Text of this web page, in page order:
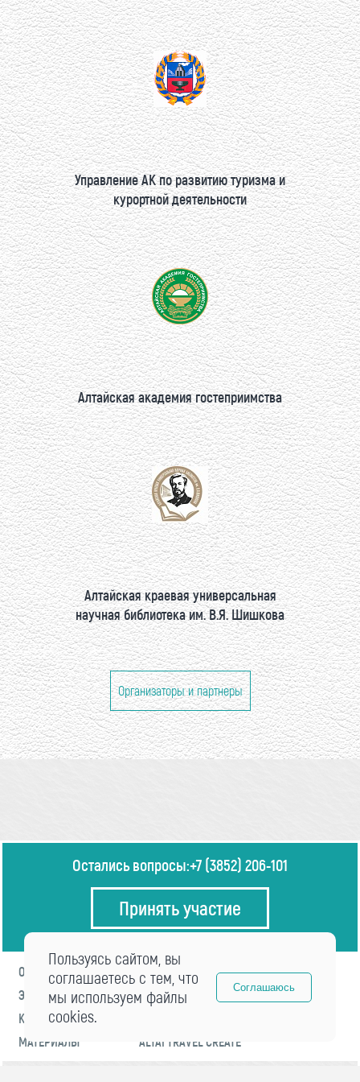
Управление АК по развитию туризма и
курортной деятельности
Алтайская академия гостеприимства
Алтайская краевая универсальная
научная библиотека им. В.Я. Шишкова
Организаторы и партнеры
Остались вопросы:+7 (3852) 206-101
Принять участие
О ФОРУМЕ
ПРОГРАММА
ЭКСПЕРТЫ
НОВОСТИ
КОНТАКТЫ
МАТЕРИАЛЫ
ALTAI TRAVEL CREATE
Пользуясь сайтом, вы
соглашаетесь с тем, что
мы используем файлы
cookies.
Соглашаюсь